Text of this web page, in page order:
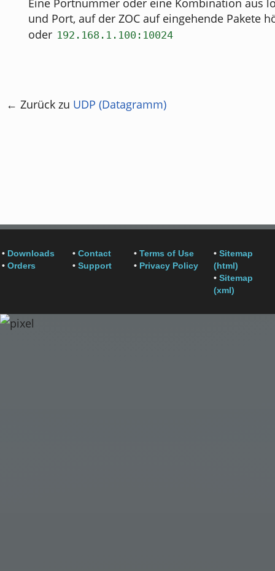
Eine Portnummer oder eine Kombination aus
und Port, auf der ZOC auf eingehende Pakete
oder 192.168.1.100:10024
← Zurück zu UDP (Datagramm)
• Downloads
• Orders
• Contact
• Support
• Terms of Use
• Privacy Policy
• Sitemap
(html)
• Sitemap
(xml)